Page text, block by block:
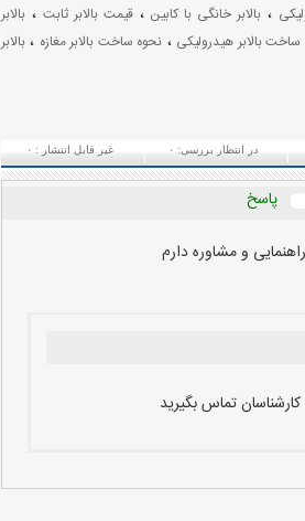
، بالابر خانگی با کابین ،قیمت بالابر ثابت ،بالابر
ساخت بالابر هیدرولیکی ، نحوه ساخت بالابر مغازه ،بالابر
غیر قابل انتشار : ۰ در انتظار بررسی: ۰
پاسخ
تماس بگیرید